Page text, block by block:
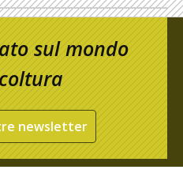
sul mondo
newsletter